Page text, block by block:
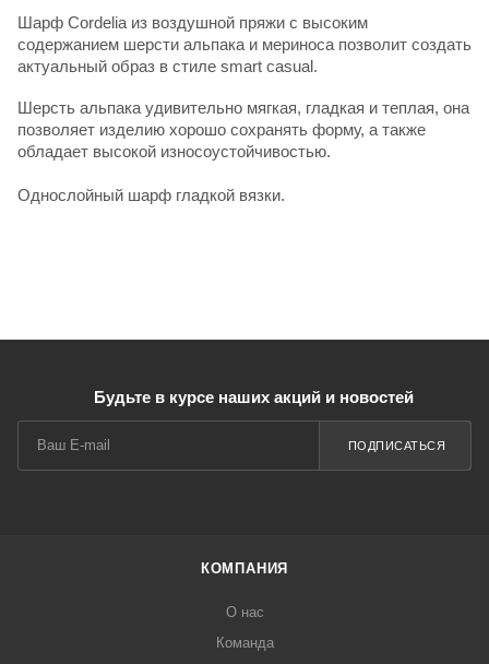
Шарф Cordelia из воздушной пряжи с высоким
содержанием шерсти альпака и мериноса позволит создать
актуальный образ в стиле smart casual.
Шерсть альпака удивительно мягкая, гладкая и теплая, она
позволяет изделию хорошо сохранять форму, а также
обладает высокой износоустойчивостью.
Однослойный шарф гладкой вязки.
Будьте в курсе наших акций и новостей
ПОДПИСАТЬСЯ
КОМПАНИЯ
О нас
Команда